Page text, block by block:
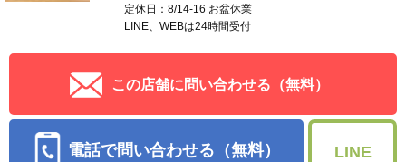
定休日：8/14-16 お盆休業
LINE、WEBは24時間受付
この店舗に問い合わせる（無料）
電話で問い合わせる（無料） LINE